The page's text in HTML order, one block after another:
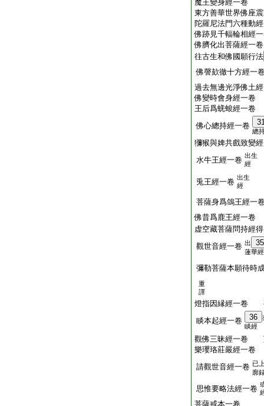
魔王變身經一卷
東方善華世界佛座
陀羅尼法門六種動
佛跡見千輻輪相經
佛臍化出菩薩經一卷
往古生和佛國願行法
佛謦欬徹十方經一
過去無邊光淨佛土
佛變時會身經一
王后爲蜣蜋經一卷
佛心總持經一卷
總
獼猴與婢共戲致變
水牛王經一卷 出生
經
兎王經一卷 出生
經
菩薩身爲鴿王經一
佛昔爲鹿王經一
虚空藏菩薩問持經
觀世音經一卷 出 35
蓮華經
彌勒菩薩本願待時
重
譯
燈指因縁經一卷
睒本起經一卷
36
睒經
觀佛三昧經一卷
樂瓔珞莊嚴經一卷
請觀世音經一卷 已
廓
思惟要略法經一卷
菩薩戒本一卷